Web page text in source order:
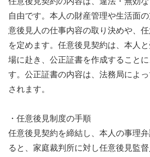
自由です。本人の財産管理や生活面
意後見人の仕事内容の取り決めや、
を定めます。任意後見契約は、本人
場に赴き、公正証書を作成すること
す。公正証書の内容は、法務局によ
されます。
・任意後見制度の手順
任意後見契約を締結し、本人の事理
ると、家庭裁判所に対し任意後見監